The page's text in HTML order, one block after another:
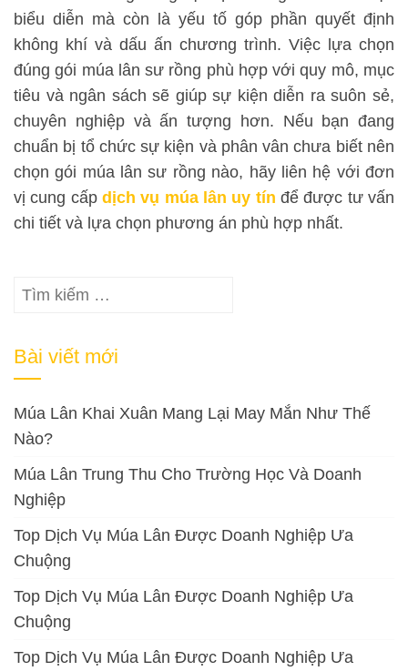
biểu diễn mà còn là yếu tố góp phần quyết định
không khí và dấu ấn chương trình. Việc lựa chọn
đúng gói múa lân sư rồng phù hợp với quy mô, mục
tiêu và ngân sách sẽ giúp sự kiện diễn ra suôn sẻ,
chuyên nghiệp và ấn tượng hơn. Nếu bạn đang
chuẩn bị tổ chức sự kiện và phân vân chưa biết nên
chọn gói múa lân sư rồng nào, hãy liên hệ với đơn
vị cung cấp dịch vụ múa lân uy tín để được tư vấn
chi tiết và lựa chọn phương án phù hợp nhất.
Tìm
Bài viết mới
Múa Lân Khai Xuân Mang Lại May Mắn Như Thế
Nào?
Múa Lân Trung Thu Cho Trường Học Và Doanh
Nghiệp
Top Dịch Vụ Múa Lân Được Doanh Nghiệp Ưa
Chuộng
Top Dịch Vụ Múa Lân Được Doanh Nghiệp Ưa
Chuộng
Top Dịch Vụ Múa Lân Được Doanh Nghiệp Ưa